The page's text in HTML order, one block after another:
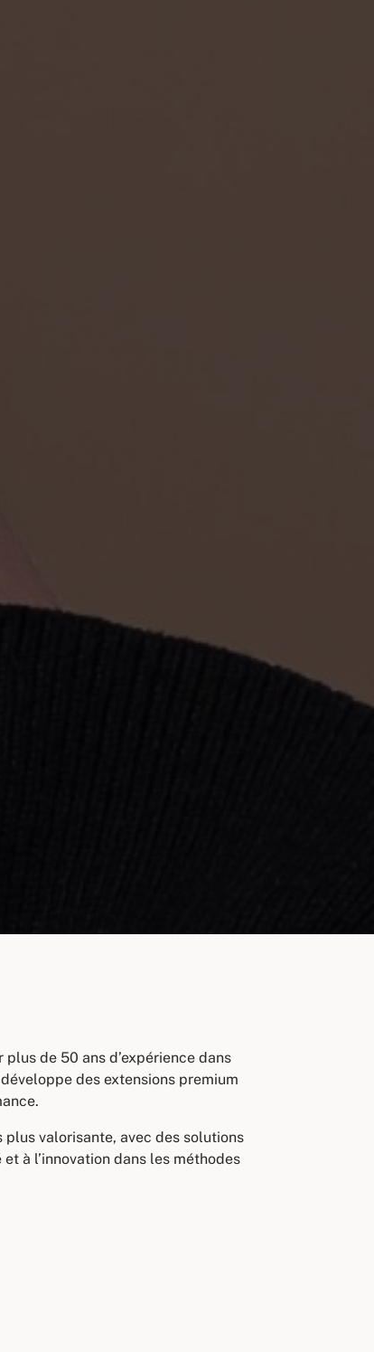
de 50 ans d’expérience dans
des extensions premium
plus valorisante, avec des solutions
à l’innovation dans les méthodes